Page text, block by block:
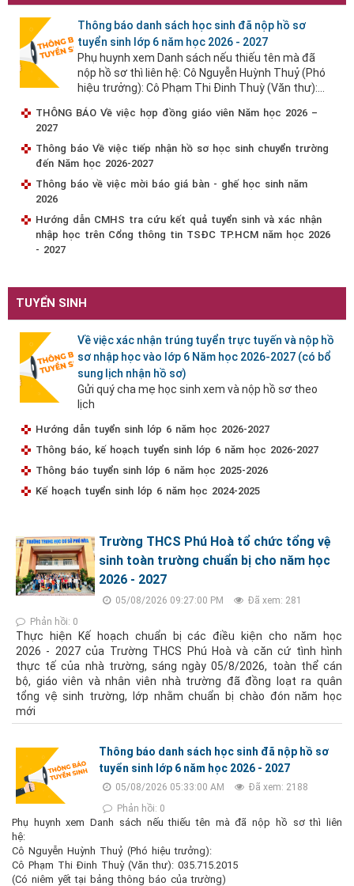
Thông báo danh sách học sinh đã nộp hồ sơ
tuyển sinh lớp 6 năm học 2026 - 2027
Phụ huynh xem Danh sách nếu thiếu tên mà đã
nộp hồ sơ thì liên hệ: Cô Nguyễn Huỳnh Thuỷ (Phó
hiệu trưởng): Cô Phạm Thi Đinh Thuỳ (Văn thư):...
THÔNG BÁO Về việc hợp đồng giáo viên Năm học 2026 –
2027
Thông báo Về việc tiếp nhận hồ sơ học sinh chuyển trường
đến Năm học 2026-2027
Thông báo về việc mời báo giá bàn - ghế học sinh năm
2026
Hướng dẫn CMHS tra cứu kết quả tuyển sinh và xác nhận
nhập học trên Cổng thông tin TSĐC TP.HCM năm học 2026
- 2027
TUYỂN SINH
Về việc xác nhận trúng tuyển trực tuyến và nộp hồ
sơ nhập học vào lớp 6 Năm học 2026-2027 (có bổ
sung lịch nhận hồ sơ)
Gửi quý cha mẹ học sinh xem và nộp hồ sơ theo
lịch
Hướng dẫn tuyển sinh lớp 6 năm học 2026-2027
Thông báo, kế hoạch tuyển sinh lớp 6 năm học 2026-2027
Thông báo tuyển sinh lớp 6 năm học 2025-2026
Kế hoạch tuyển sinh lớp 6 năm học 2024-2025
Trường THCS Phú Hoà tổ chức tổng vệ
sinh toàn trường chuẩn bị cho năm học
2026 - 2027
05/08/2026 09:27:00 PM
Đã xem: 281
Phản hồi: 0
Thực hiện Kế hoạch chuẩn bị các điều kiện cho năm học
2026 - 2027 của Trường THCS Phú Hoà và căn cứ tình hình
thực tế của nhà trường, sáng ngày 05/8/2026, toàn thể cán
bộ, giáo viên và nhân viên nhà trường đã đồng loạt ra quân
tổng vệ sinh trường, lớp nhằm chuẩn bị chào đón năm học
mới
Thông báo danh sách học sinh đã nộp hồ sơ
tuyển sinh lớp 6 năm học 2026 - 2027
05/08/2026 05:33:00 AM
Đã xem: 2188
Phản hồi: 0
Phụ huynh xem Danh sách nếu thiếu tên mà đã nộp hồ sơ thì liên
hệ:
Cô Nguyễn Huỳnh Thuỷ (Phó hiệu trưởng):
Cô Phạm Thi Đinh Thuỳ (Văn thư): 035.715.2015
(Có niêm yết tại bảng thông báo của trường)